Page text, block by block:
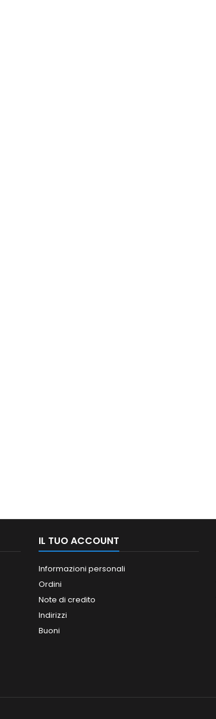
IL TUO ACCOUNT
Informazioni personali
Ordini
Note di credito
Indirizzi
Buoni